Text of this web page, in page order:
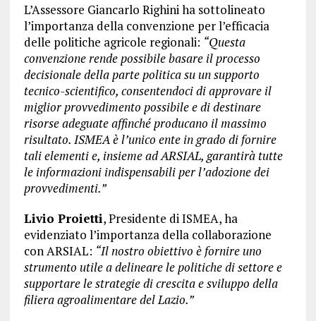
L’Assessore Giancarlo Righini ha sottolineato
l’importanza della convenzione per l’efficacia
delle politiche agricole regionali: “Questa
convenzione rende possibile basare il processo
decisionale della parte politica su un supporto
tecnico-scientifico, consentendoci di approvare il
miglior provvedimento possibile e di destinare
risorse adeguate affinché producano il massimo
risultato. ISMEA è l’unico ente in grado di fornire
tali elementi e, insieme ad ARSIAL, garantirà tutte
le informazioni indispensabili per l’adozione dei
provvedimenti.”
Livio Proietti, Presidente di ISMEA, ha
evidenziato l’importanza della collaborazione
con ARSIAL: “Il nostro obiettivo è fornire uno
strumento utile a delineare le politiche di settore e
supportare le strategie di crescita e sviluppo della
filiera agroalimentare del Lazio.”